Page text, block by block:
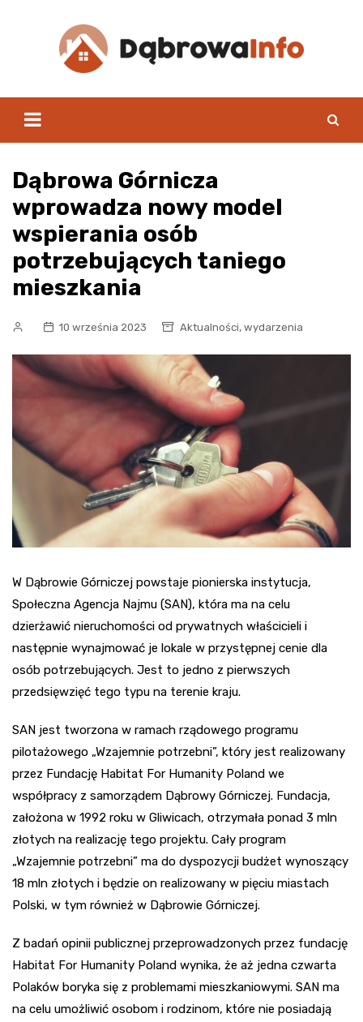
Dąbrowa Górnicza
wprowadza nowy model
wspierania osób
potrzebujących taniego
mieszkania
10 września 2023 Aktualności, wydarzenia
W Dąbrowie Górniczej powstaje pionierska instytucja,
Społeczna Agencja Najmu (SAN), która ma na celu
dzierżawić nieruchomości od prywatnych właścicieli i
następnie wynajmować je lokale w przystępnej cenie dla
osób potrzebujących. Jest to jedno z pierwszych
przedsięwzięć tego typu na terenie kraju.
SAN jest tworzona w ramach rządowego programu
pilotażowego „Wzajemnie potrzebni”, który jest realizowany
przez Fundację Habitat For Humanity Poland we
współpracy z samorządem Dąbrowy Górniczej. Fundacja,
założona w 1992 roku w Gliwicach, otrzymała ponad 3 mln
złotych na realizację tego projektu. Cały program
„Wzajemnie potrzebni” ma do dyspozycji budżet wynoszący
18 mln złotych i będzie on realizowany w pięciu miastach
Polski, w tym również w Dąbrowie Górniczej.
Z badań opinii publicznej przeprowadzonych przez fundację
Habitat For Humanity Poland wynika, że aż jedna czwarta
Polaków boryka się z problemami mieszkaniowymi. SAN ma
na celu umożliwić osobom i rodzinom, które nie posiadają